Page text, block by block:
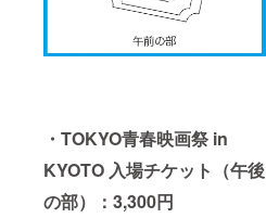
・TOKYO青春映画祭 in
KYOTO 入場チケット（午後
の部）：3,300円